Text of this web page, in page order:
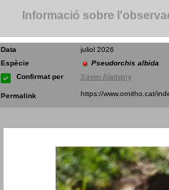
Informació sobre
Data
juliol 2026
Espècie
Pseudorchis albida
Confirmat per
Xavier Alamany
Permalink